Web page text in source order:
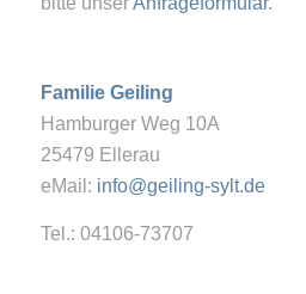
Familie Geiling
Hamburger Weg 10A
25479 Ellerau
eMail: info@geiling-sylt.de
Tel.: 04106-73707